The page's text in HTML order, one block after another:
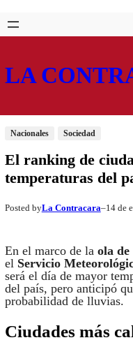
Saltar
al
Skip
to
LA
Nacionales Sociedad
El ranking de
temperaturas del
Posted byLa Contracara–14 de
En el marco de la ola
el Servicio
será el día de mayor
del país, pero anticipó
probabilidad de lluvias.
Ciudades más